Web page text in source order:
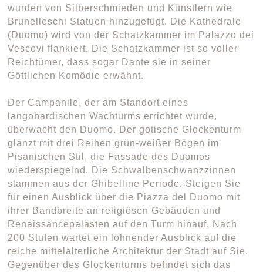
wurden von Silberschmieden und Künstlern wie
Brunelleschi Statuen hinzugefügt. Die Kathedrale
(Duomo) wird von der Schatzkammer im Palazzo dei
Vescovi flankiert. Die Schatzkammer ist so voller
Reichtümer, dass sogar Dante sie in seiner
Göttlichen Komödie erwähnt.
Der Campanile, der am Standort eines
langobardischen Wachturms errichtet wurde,
überwacht den Duomo. Der gotische Glockenturm
glänzt mit drei Reihen grün-weißer Bögen im
Pisanischen Stil, die Fassade des Duomos
wiederspiegelnd. Die Schwalbenschwanzzinnen
stammen aus der Ghibelline Periode. Steigen Sie
für einen Ausblick über die Piazza del Duomo mit
ihrer Bandbreite an religiösen Gebäuden und
Renaissancepalästen auf den Turm hinauf. Nach
200 Stufen wartet ein lohnender Ausblick auf die
reiche mittelalterliche Architektur der Stadt auf Sie.
Gegenüber des Glockenturms befindet sich das